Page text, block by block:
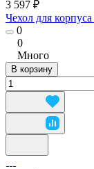
3 597 ₽
Чехол для
0
0
Много
В корзину